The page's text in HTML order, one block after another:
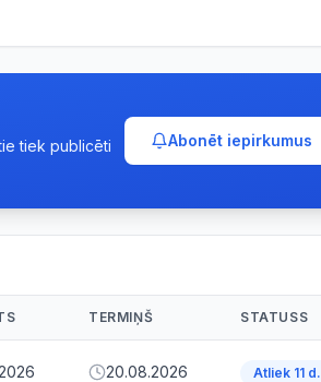
tiek publicēti
Abonēt iepirkumus
TERMIŅŠ STATUSS
20.08.2026 Atliek 11 d.